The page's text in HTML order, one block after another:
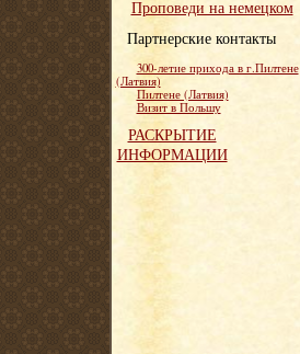
Проповеди на немецком
Партнерские контакты
300-летие прихода в г.Пилтене
(Латвия)
Пилтене (Латвия)
Визит в Польшу
РАСКРЫТИЕ
ИНФОРМАЦИИ